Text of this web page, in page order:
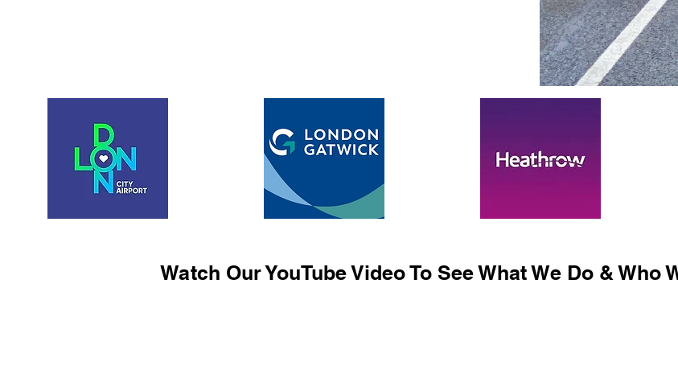
Watch Our YouTube Video To See What We Do & Who